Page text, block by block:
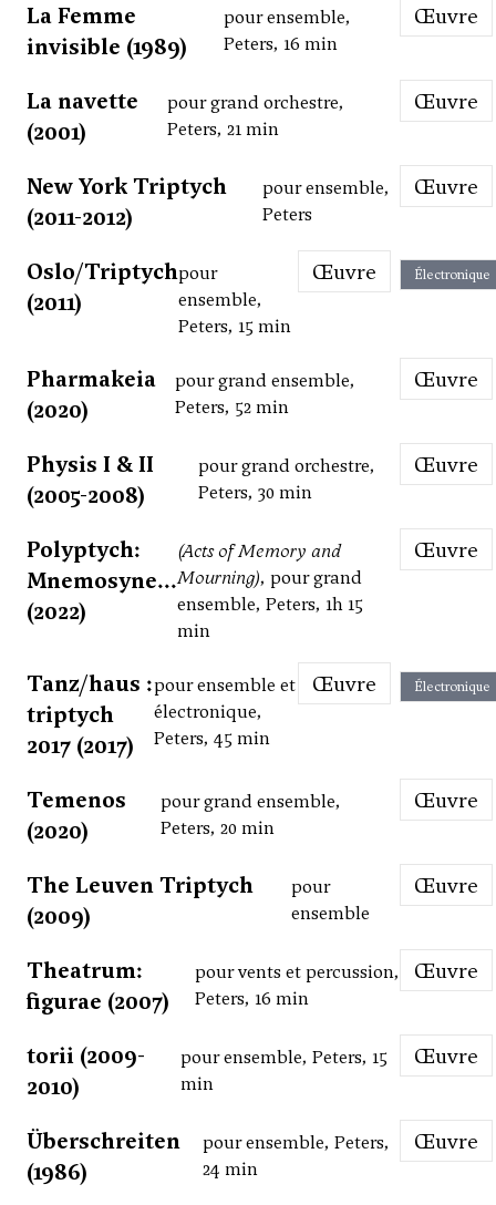
La Femme
invisible (1989)
pour ensemble,
Peters, 16 min
Œuvre
La navette
(2001)
pour grand orchestre,
Peters, 21 min
Œuvre
New York Triptych
(2011-2012)
pour ensemble,
Peters
Œuvre
Oslo/Triptych
(2011)
pour
ensemble,
Peters, 15 min
Œuvre Électronique
Pharmakeia
(2020)
pour grand ensemble,
Peters, 52 min
Œuvre
Physis I & II
(2005-2008)
pour grand orchestre,
Peters, 30 min
Œuvre
Polyptych:
Mnemosyne...
(2022)
(Acts of Memory and
Mourning), pour grand
ensemble, Peters, 1h 15
min
Œuvre
Tanz/haus :
triptych
2017 (2017)
pour ensemble et
électronique,
Peters, 45 min
Œuvre Électronique
Temenos
(2020)
pour grand ensemble,
Peters, 20 min
Œuvre
The Leuven Triptych
(2009)
pour
ensemble
Œuvre
Theatrum:
figurae (2007)
pour vents et percussion,
Peters, 16 min
Œuvre
torii (2009-
2010)
pour ensemble, Peters, 15
min
Œuvre
Überschreiten
(1986)
pour ensemble, Peters,
24 min
Œuvre